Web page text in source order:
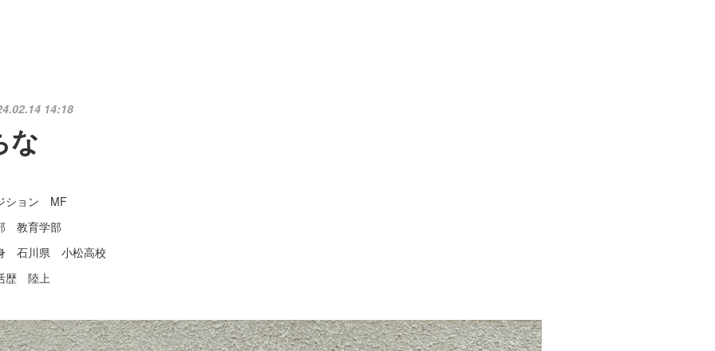
14:18
な
ション MF
教育学部
石川県 小松高校
歴 陸上